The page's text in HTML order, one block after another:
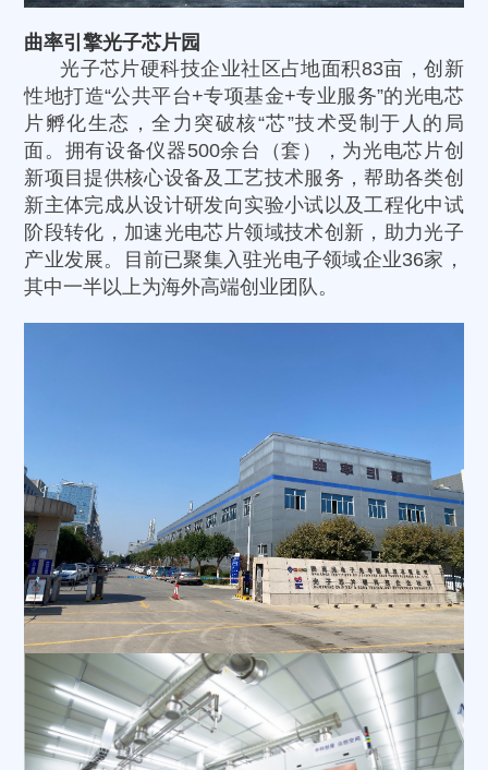
曲率引擎光子芯片园
光子芯片硬科技企业社区占地面积83亩，创新
性地打造“公共平台+专项基金+专业服务”的光电芯
片孵化生态，全力突破核“芯”技术受制于人的局
面。拥有设备仪器500余台（套），为光电芯片创
新项目提供核心设备及工艺技术服务，帮助各类创
新主体完成从设计研发向实验小试以及工程化中试
阶段转化，加速光电芯片领域技术创新，助力光子
产业发展。目前已聚集入驻光电子领域企业36家，
其中一半以上为海外高端创业团队。